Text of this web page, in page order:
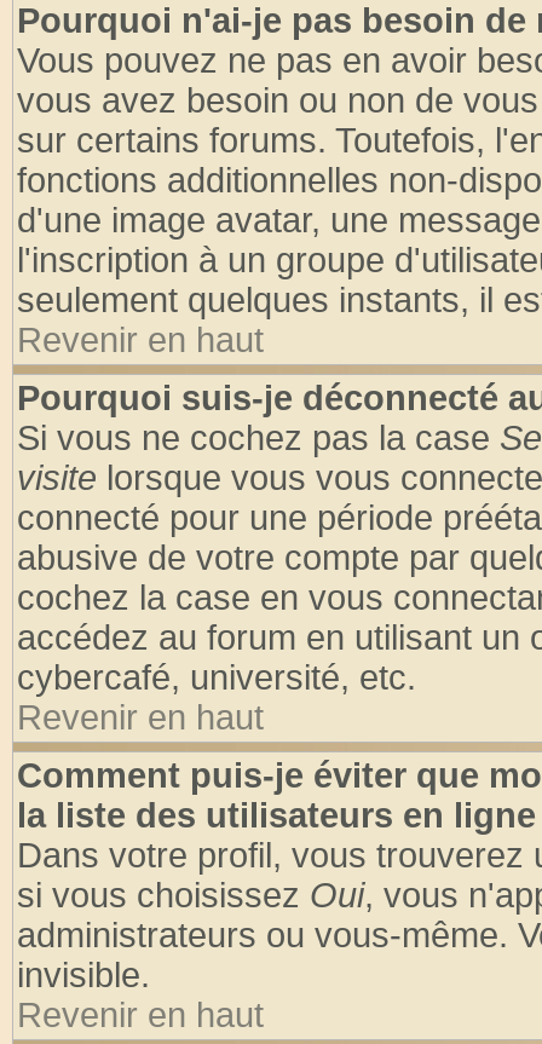
Pourquoi n'ai-je pas besoin de
Vous pouvez ne pas en avoir
vous avez besoin ou non de
sur certains forums. Toutefois,
fonctions additionnelles non-
d'une image avatar, une
l'inscription à un groupe
seulement quelques instants, il
Revenir en haut
Pourquoi suis-je déconnecté
Si vous ne cochez pas la case
visite lorsque vous vous
connecté pour une période
abusive de votre compte par
cochez la case en vous
accédez au forum en utilisant un
cybercafé, université, etc.
Revenir en haut
Comment puis-je éviter que
la liste des utilisateurs en
Dans votre profil, vous trouverez
si vous choisissez Oui, vous
administrateurs ou vous-même.
invisible.
Revenir en haut